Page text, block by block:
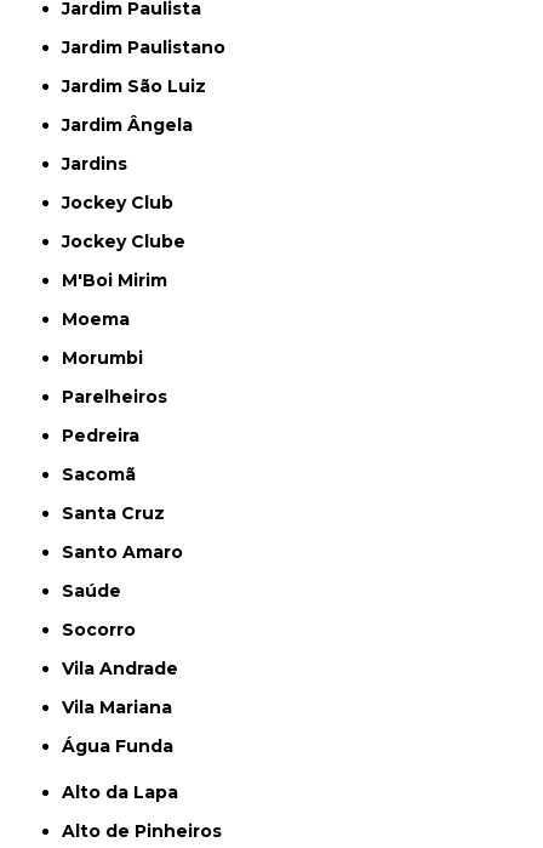
Jardim Paulista
Jardim Paulistano
Jardim São Luiz
Jardim Ângela
Jardins
Jockey Club
Jockey Clube
M'Boi Mirim
Moema
Morumbi
Parelheiros
Pedreira
Sacomã
Santa Cruz
Santo Amaro
Saúde
Socorro
Vila Andrade
Vila Mariana
Água Funda
Alto da Lapa
Alto de Pinheiros